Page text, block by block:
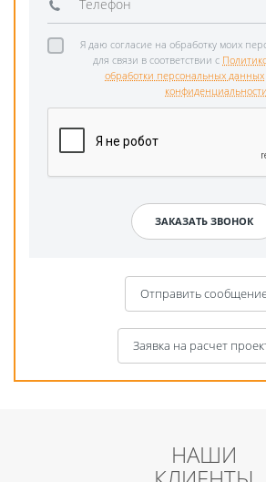
Я даю согласие на обработку моих
для связи в соответствии с
обработки персональных данных
конфиденциальности
Отправить
Заявка на расчет
НАШИ